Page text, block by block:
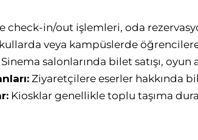
check-in/out işlemleri, oda
veya kampüslerde
salonlarında bilet satışı,
Ziyaretçilere eserler hakkında
Kiosklar genellikle toplu taşıma